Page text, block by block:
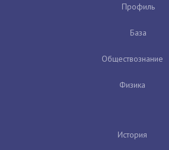
Профиль
База
Обществознание
Физика
История